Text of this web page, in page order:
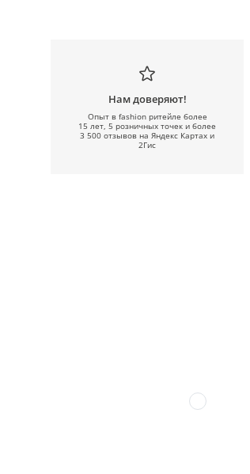
Нам доверяют!
Опыт в fashion ритейле более
15 лет, 5 розничных точек и более
3 500 отзывов на Яндекс Картах и
2Гис